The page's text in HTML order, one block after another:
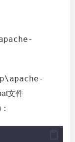
文件